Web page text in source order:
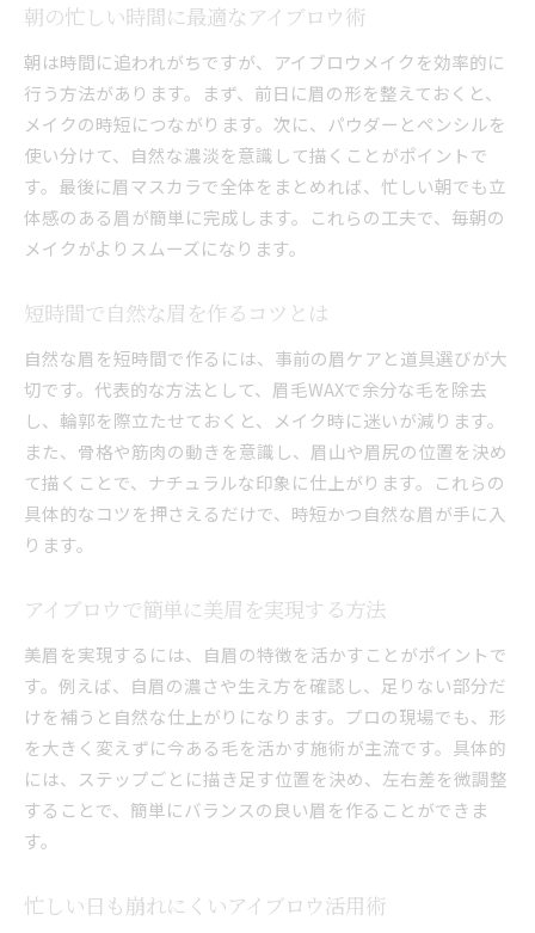
朝の忙しい時間に最適なアイブロウ術
朝は時間に追われがちですが、アイブロウメイクを効率的に
行う方法があります。まず、前日に眉の形を整えておくと、
メイクの時短につながります。次に、パウダーとペンシルを
使い分けて、自然な濃淡を意識して描くことがポイントで
す。最後に眉マスカラで全体をまとめれば、忙しい朝でも立
体感のある眉が簡単に完成します。これらの工夫で、毎朝の
メイクがよりスムーズになります。
短時間で自然な眉を作るコツとは
自然な眉を短時間で作るには、事前の眉ケアと道具選びが大
切です。代表的な方法として、眉毛WAXで余分な毛を除去
し、輪郭を際立たせておくと、メイク時に迷いが減ります。
また、骨格や筋肉の動きを意識し、眉山や眉尻の位置を決め
て描くことで、ナチュラルな印象に仕上がります。これらの
具体的なコツを押さえるだけで、時短かつ自然な眉が手に入
ります。
アイブロウで簡単に美眉を実現する方法
美眉を実現するには、自眉の特徴を活かすことがポイントで
す。例えば、自眉の濃さや生え方を確認し、足りない部分だ
けを補うと自然な仕上がりになります。プロの現場でも、形
を大きく変えずに今ある毛を活かす施術が主流です。具体的
には、ステップごとに描き足す位置を決め、左右差を微調整
することで、簡単にバランスの良い眉を作ることができま
す。
忙しい日も崩れにくいアイブロウ活用術